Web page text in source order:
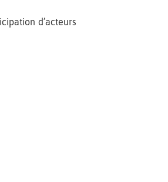
d’acteurs